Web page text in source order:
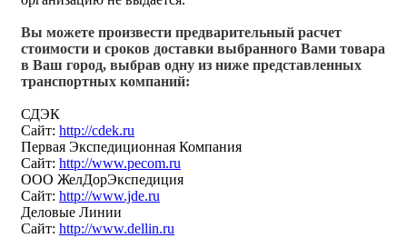
Вы можете произвести предварительный расчет
стоимости и сроков доставки выбранного Вами товара
в Ваш город, выбрав одну из ниже представленных
транспортных компаний:
СДЭК
Сайт: http://cdek.ru
Первая Экспедиционная Компания
Сайт: http://www.pecom.ru
ООО ЖелДорЭкспедиция
Сайт: http://www.jde.ru
Деловые Линии
Сайт: http://www.dellin.ru